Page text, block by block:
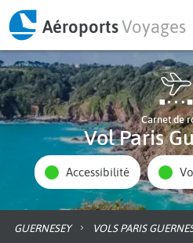
AéroportsVoyages
Carnet de
Vol Paris
Accessibilité
GUERNESEY VOLS PARIS